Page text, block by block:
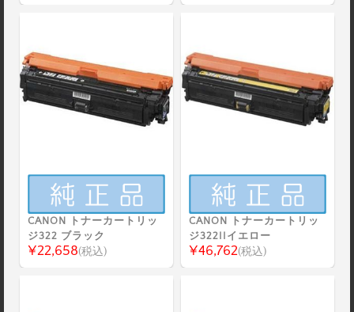
CANON トナーカートリッ
ジ322 ブラック
¥22,658(税込)
CANON トナーカートリッ
ジ322IIイエロー
¥46,762(税込)